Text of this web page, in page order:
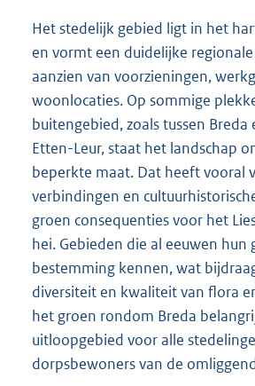
Het stedelijk gebied ligt in het
en vormt een duidelijke
aanzien van voorzieningen,
woonlocaties. Op sommige
buitengebied, zoals tussen
Etten-Leur, staat het landschap
beperkte maat. Dat heeft vooral
verbindingen en
groen consequenties voor het
hei. Gebieden die al eeuwen hun
bestemming kennen, wat
diversiteit en kwaliteit van flora
het groen rondom Breda
uitloopgebied voor alle
dorpsbewoners van de